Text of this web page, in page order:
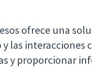
ofrece una
las interacciones
y proporcionar